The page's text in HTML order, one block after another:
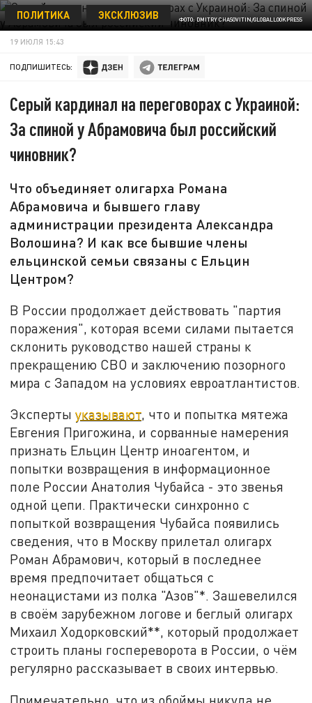
ФОТО: DMITRY CHASOVITIN/GLOBALLOOKPRESS
ПОЛИТИКА ЭКСКЛЮЗИВ
19 ИЮЛЯ 15:43
ПОДПИШИТЕСЬ:
Серый кардинал на переговорах с Украиной:
За спиной у Абрамовича был российский
чиновник?
Что объединяет олигарха Романа
Абрамовича и бывшего главу
администрации президента Александра
Волошина? И как все бывшие члены
ельцинской семьи связаны с Ельцин
Центром?
В России продолжает действовать "партия
поражения", которая всеми силами пытается
склонить руководство нашей страны к
прекращению СВО и заключению позорного
мира с Западом на условиях евроатлантистов.
Экспертыуказывают, что и попытка мятежа
Евгения Пригожина, и сорванные намерения
признать Ельцин Центр иноагентом, и
попытки возвращения в информационное
поле России Анатолия Чубайса - это звенья
одной цепи. Практически синхронно с
попыткой возвращения Чубайса появились
сведения, что в Москву прилетал олигарх
Роман Абрамович, который в последнее
время предпочитает общаться с
неонацистами из полка "Азов"*. Зашевелился
в своём зарубежном логове и беглый олигарх
Михаил Ходорковский**, который продолжает
строить планы госпереворота в России, о чём
регулярно рассказывает в своих интервью.